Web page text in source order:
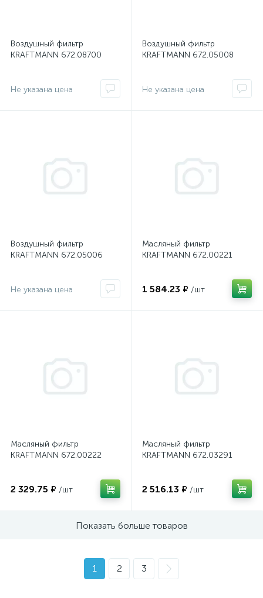
Воздушный фильтр
KRAFTMANN 672.08700
Не указана цена
Воздушный фильтр
KRAFTMANN 672.05008
Не указана цена
Воздушный фильтр
KRAFTMANN 672.05006
Не указана цена
Масляный фильтр
KRAFTMANN 672.00221
1 584.23 ₽ /шт
Масляный фильтр
KRAFTMANN 672.00222
2 329.75 ₽ /шт
Масляный фильтр
KRAFTMANN 672.03291
2 516.13 ₽ /шт
Показать больше товаров
1 2 3